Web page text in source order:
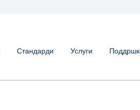
Стандарди Услуги